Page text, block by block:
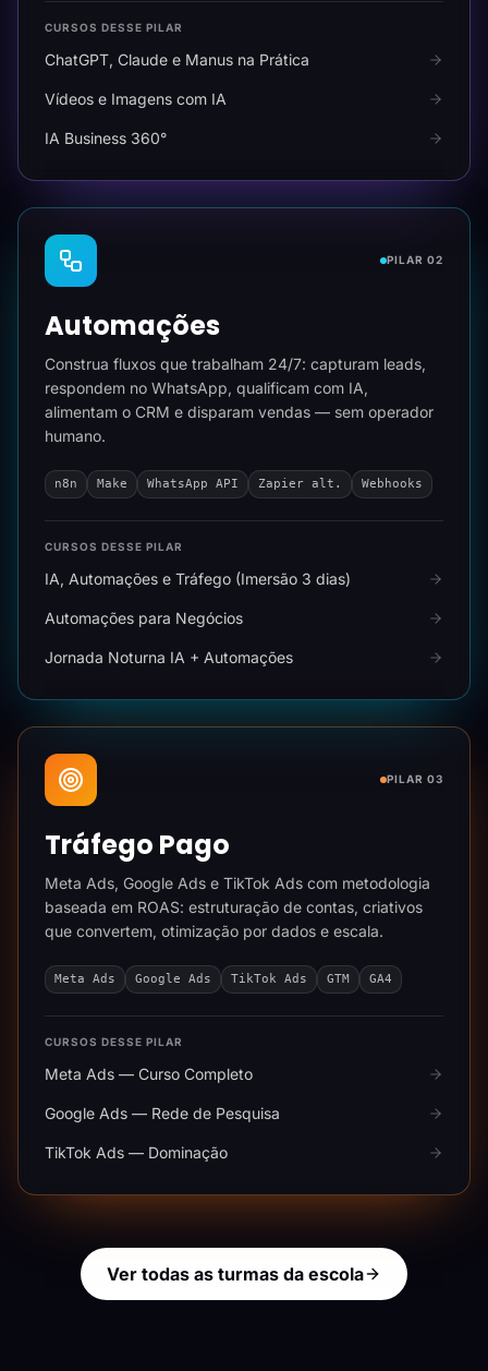
CURSOS DESSE PILAR
ChatGPT, Claude e Manus na Prática
Vídeos e Imagens com IA
IA Business 360°
PILAR 02
Automações
Construa fluxos que trabalham 24/7: capturam leads,
respondem no WhatsApp, qualificam com IA,
alimentam o CRM e disparam vendas — sem operador
humano.
n8n Make WhatsApp API Zapier alt. Webhooks
CURSOS DESSE PILAR
IA, Automações e Tráfego (Imersão 3 dias)
Automações para Negócios
Jornada Noturna IA + Automações
PILAR 03
Tráfego Pago
Meta Ads, Google Ads e TikTok Ads com metodologia
baseada em ROAS: estruturação de contas, criativos
que convertem, otimização por dados e escala.
Meta Ads Google Ads TikTok Ads GTM GA4
CURSOS DESSE PILAR
Meta Ads — Curso Completo
Google Ads — Rede de Pesquisa
TikTok Ads — Dominação
Ver todas as turmas da escola